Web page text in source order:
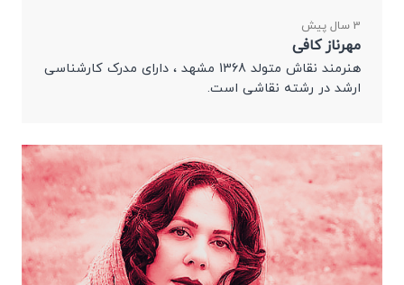
3 سال پیش
مهرناز کافی
هنرمند نقاش متولد 1368 مشهد ، دارای مدرک کارشناسی
ارشد در رشته نقاشی است.